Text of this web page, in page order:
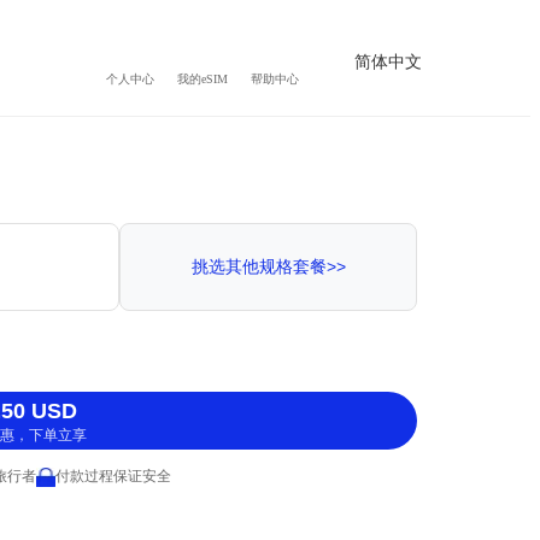
个人中心 我的eSIM 帮助中心
简体中文
挑选其他规格套餐>>
USD
，下单立享
行者 付款过程保证安全